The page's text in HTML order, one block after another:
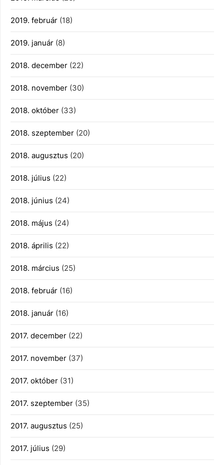
2019. február (18)
2019. január (8)
2018. december (22)
2018. november (30)
2018. október (33)
2018. szeptember (20)
2018. augusztus (20)
2018. július (22)
2018. június (24)
2018. május (24)
2018. április (22)
2018. március (25)
2018. február (16)
2018. január (16)
2017. december (22)
2017. november (37)
2017. október (31)
2017. szeptember (35)
2017. augusztus (25)
2017. július (29)